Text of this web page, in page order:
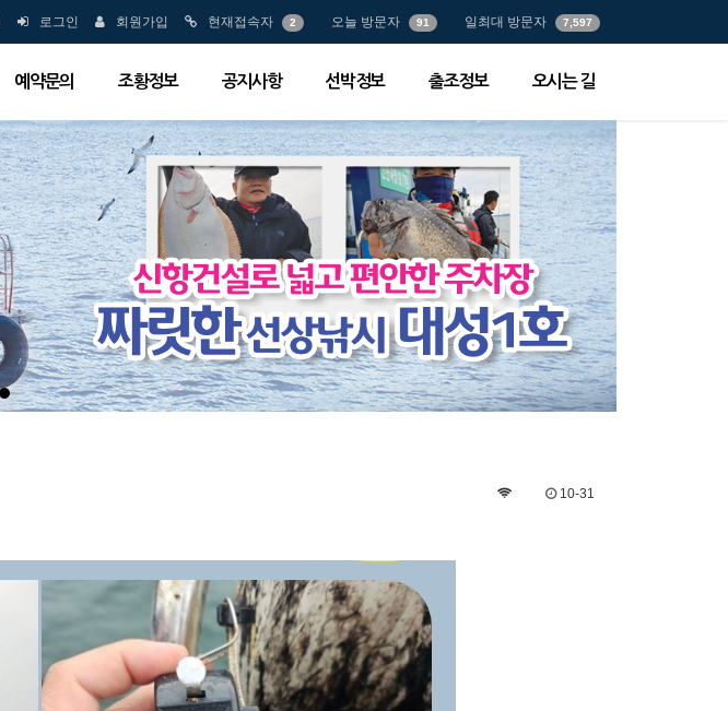
로그인 회원가입 현재접속자 2 오늘 방문자 91 일최대 방문자 7,597
예약문의 조황정보 공지사항 선박정보 출조정보 오시는 길
10-31